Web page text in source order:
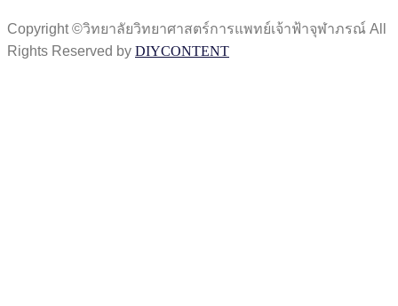
Copyright ©วิทยาลัยวิทยาศาสตร์การแพทย์เจ้าฟ้าจุฬาภรณ์ All
Rights Reserved by DIYCONTENT